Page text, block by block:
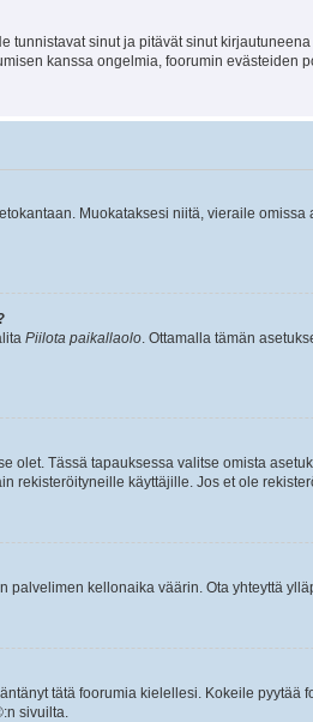
tunnistavat sinut ja pitävät sinut
kanssa ongelmia, foorumin evästeiden
Muokataksesi niitä, vieraile
Piilota paikallaolo . Ottamalla tämän
Tässä tapauksessa valitse omista
rekisteröityneille käyttäjille. Jos et ole
kellonaika väärin. Ota yhteyttä
tätä foorumia kielellesi. Kokeile
sivuilta.